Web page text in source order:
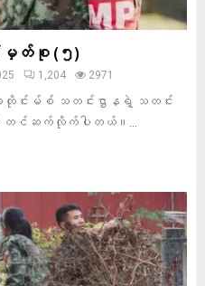
မှတ်စု (၅)
1,204 2971
တိုင်းမ်စ် သတင်းဌာနရဲ့ သတင်း
ကို တင်ဆက်လိုက်ပါတယ်။...